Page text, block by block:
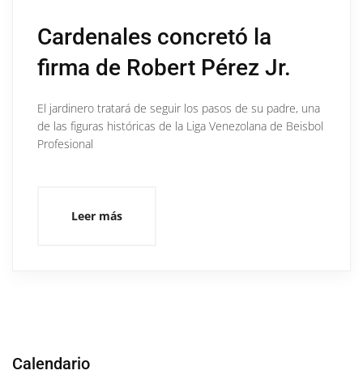
Cardenales concretó la
firma de Robert Pérez Jr.
El jardinero tratará de seguir los pasos de su padre, una
de las figuras históricas de la Liga Venezolana de Beisbol
Profesional
Leer más
Calendario